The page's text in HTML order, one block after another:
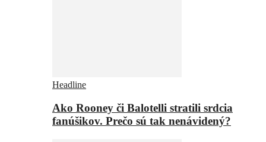
Headline
Ako Rooney či Balotelli stratili srdcia
fanúšikov. Prečo sú tak nenávidený?